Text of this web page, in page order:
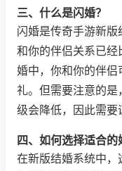
三、什么是闪婚？
闪婚是传奇手游新
和你的伴侣关系已经
婚中，你和你的伴侣
礼。但需要注意的是
级会降低，因此需要
四、如何选择适合的
在新版结婚系统中，